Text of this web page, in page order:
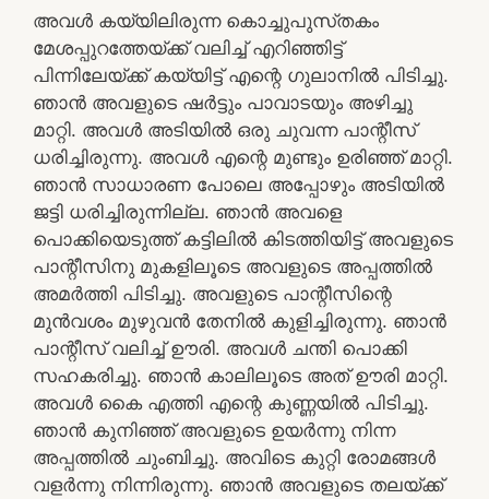
അവള്‍ കയ്യിലിരുന്ന കൊച്ചുപുസ്‌തകം
മേശപ്പുറത്തേയ്‌ക്ക്‌ വലിച്ച്‌ എറിഞ്ഞിട്ട്‌
പിന്നിലേയ്‌ക്ക്‌ കയ്യിട്ട്‌ എന്റെ ഗുലാനില്‍ പിടിച്ചു.
ഞാന്‍ അവളുടെ ഷര്‍ട്ടും പാവാടയും അഴിച്ചു
മാറ്റി. അവള്‍ അടിയില്‍ ഒരു ചുവന്ന പാന്റീസ്‌
ധരിച്ചിരുന്നു. അവള്‍ എന്റെ മുണ്ടും ഉരിഞ്ഞ്‌ മാറ്റി.
ഞാന്‍ സാധാരണ പോലെ അപ്പോഴും അടിയില്‍
ജട്ടി ധരിച്ചിരുന്നില്ല. ഞാന്‍ അവളെ
പൊക്കിയെടുത്ത്‌ കട്ടിലില്‍ കിടത്തിയിട്ട്‌ അവളുടെ
പാന്റീസിനു മുകളിലൂടെ അവളുടെ അപ്പത്തില്‍
അമര്‍ത്തി പിടിച്ചു. അവളുടെ പാന്റീസിന്റെ
മുന്‍വശം മുഴുവന്‍ തേനില്‍ കുളിച്ചിരുന്നു. ഞാന്‍
പാന്റീസ്‌ വലിച്ച്‌ ഊരി. അവള്‍ ചന്തി പൊക്കി
സഹകരിച്ചു. ഞാന്‍ കാലിലൂടെ അത്‌ ഊരി മാറ്റി.
അവള്‍ കൈ എത്തി എന്റെ കുണ്ണയില്‍ പിടിച്ചു.
ഞാന്‍ കുനിഞ്ഞ്‌ അവളുടെ ഉയര്‍ന്നു നിന്ന
അപ്പത്തില്‍ ചുംബിച്ചു. അവിടെ കുറ്റി രോമങ്ങള്‍
വളര്‍ന്നു നിന്നിരുന്നു. ഞാന്‍ അവളുടെ തലയ്‌ക്ക്‌